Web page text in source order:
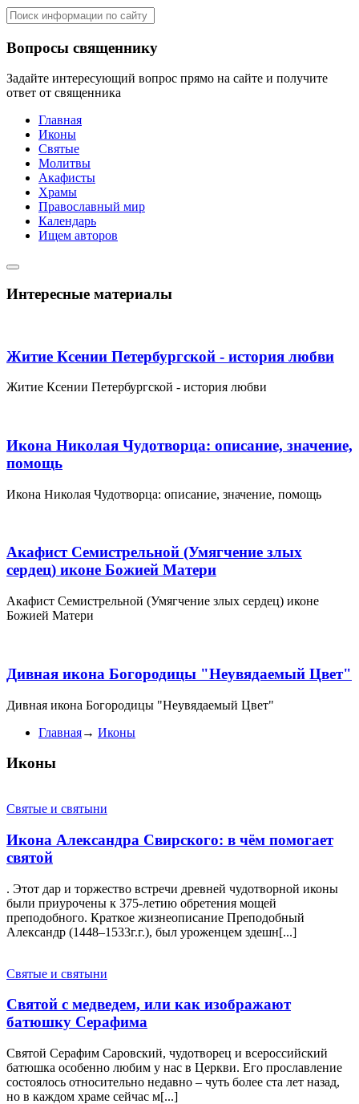
Вопросы священнику
Задайте интересующий вопрос прямо на сайте и получите
ответ от священника
Главная
Иконы
Святые
Молитвы
Акафисты
Храмы
Православный мир
Календарь
Ищем авторов
Интересные материалы
Житие Ксении Петербургской - история любви
Житие Ксении Петербургской - история любви
Икона Николая Чудотворца: описание, значение,
помощь
Икона Николая Чудотворца: описание, значение, помощь
Акафист Семистрельной (Умягчение злых
сердец) иконе Божией Матери
Акафист Семистрельной (Умягчение злых сердец) иконе
Божией Матери
Дивная икона Богородицы "Неувядаемый Цвет"
Дивная икона Богородицы "Неувядаемый Цвет"
Главная→ Иконы
Иконы
Святые и святыни
Икона Александра Свирского: в чём помогает
святой
. Этот дар и торжество встречи древней чудотворной иконы
были приурочены к 375-летию обретения мощей
преподобного. Краткое жизнеописание Преподобный
Александр (1448–1533г.г.), был уроженцем здешн[...]
Святые и святыни
Святой с медведем, или как изображают
батюшку Серафима
Святой Серафим Саровский, чудотворец и всероссийский
батюшка особенно любим у нас в Церкви. Его прославление
состоялось относительно недавно – чуть более ста лет назад,
но в каждом храме сейчас м[...]